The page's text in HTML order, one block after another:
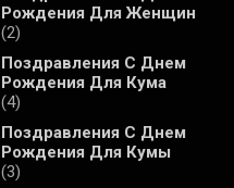
Рождения Для Женщин
(2)
Поздравления С Днем
Рождения Для Кума
(4)
Поздравления С Днем
Рождения Для Кумы
(3)